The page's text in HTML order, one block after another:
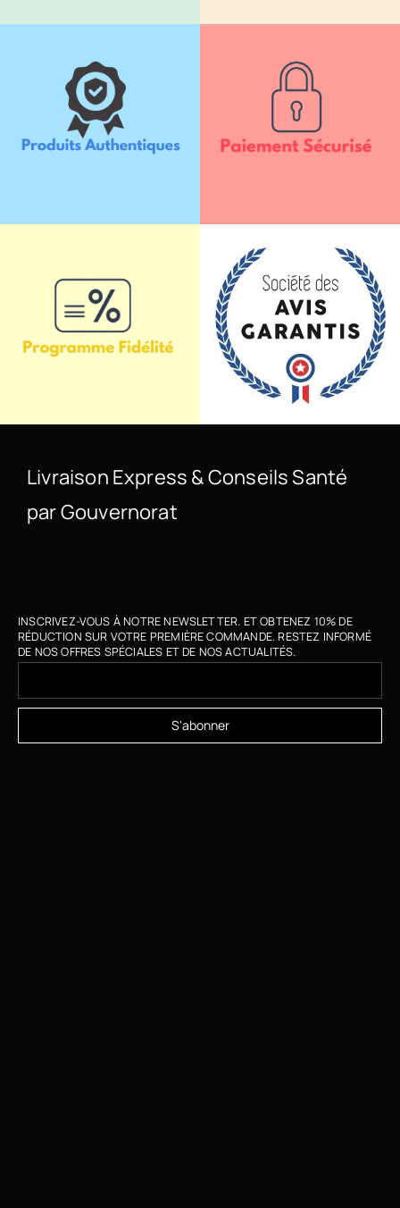
Livraison Express & Conseils Santé
par Gouvernorat
INSCRIVEZ-VOUS À NOTRE NEWSLETTER. ET OBTENEZ 10% DE
RÉDUCTION SUR VOTRE PREMIÈRE COMMANDE. RESTEZ INFORMÉ
DE NOS OFFRES SPÉCIALES ET DE NOS ACTUALITÉS.